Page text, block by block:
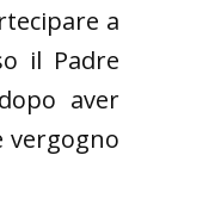
a
il Padre
aver
vergogno